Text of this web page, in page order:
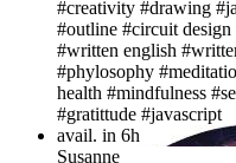
#creativity #drawing
#outline #circuit design
#written english
#phylosophy
health #mindfulness
#gratittude #javascript
avail. in 6h
Susanne